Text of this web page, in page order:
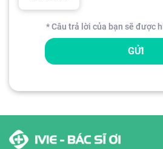
* Câu trả lời của bạn sẽ được
GỬI